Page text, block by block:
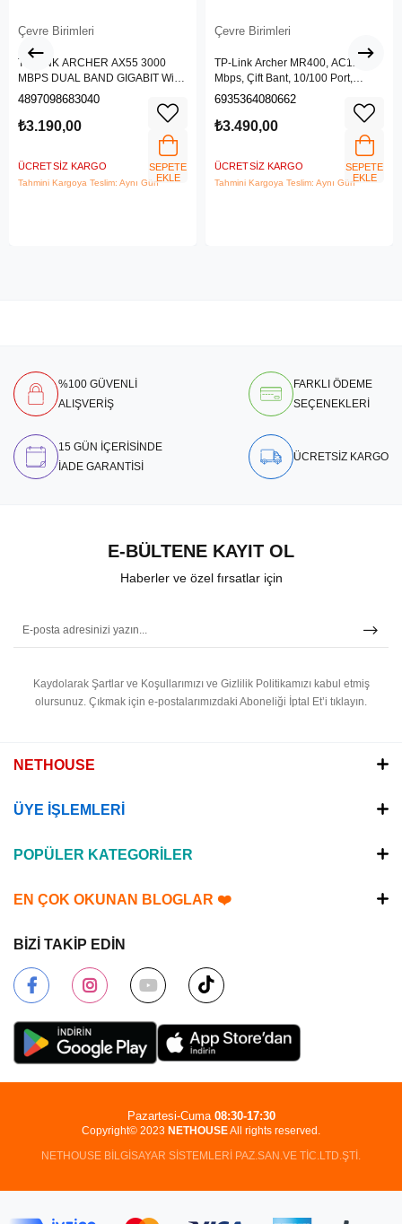
Çevre Birimleri
TP-LINK ARCHER AX55 3000
MBPS DUAL BAND GIGABIT Wi-Fi
6 ROUTER
4897098683040
₺3.190,00
ÜCRETSIZ KARGO
Tahmini Kargoya Teslim: Aynı Gün
SEPETE
EKLE
Çevre Birimleri
TP-Link Archer MR400, AC1200
Mbps, Çift Bant, 10/100 Port,
4G/3G SIM Yuvası, Kablosuz 4G
6935364080662
₺3.490,00
ÜCRETSIZ KARGO
Tahmini Kargoya Teslim: Aynı Gün
SEPETE
EKLE
%100 GÜVENLİ
ALIŞVERİŞ
FARKLI ÖDEME
SEÇENEKLERİ
15 GÜN İÇERİSİNDE
İADE GARANTİSİ
ÜCRETSİZ KARGO
E-BÜLTENE KAYIT OL
Haberler ve özel fırsatlar için
Kaydolarak Şartlar ve Koşullarımızı ve Gizlilik Politikamızı kabul etmiş
olursunuz. Çıkmak için e-postalarımızdaki Aboneliği İptal Et’i tıklayın.
NETHOUSE
ÜYE İŞLEMLERİ
POPÜLER KATEGORİLER
EN ÇOK OKUNAN BLOGLAR ❤️
BİZİ TAKİP EDİN
Copyright© 2023 NETHOUSEAll rights reserved.
NETHOUSE BİLGİSAYAR SİSTEMLERİ PAZ.SAN.VE TİC.LTD.ŞTİ.
Pazartesi-Cuma 08:30-17:30